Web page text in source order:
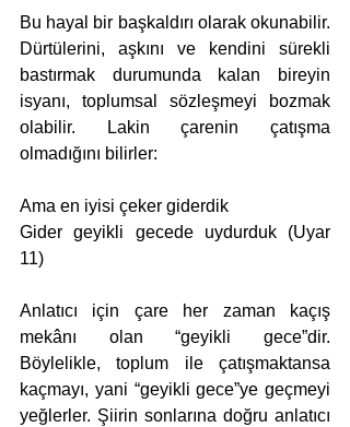
Bu hayal bir başkaldırı olarak okunabilir.
Dürtülerini, aşkını ve kendini sürekli
bastırmak durumunda kalan bireyin
isyanı, toplumsal sözleşmeyi bozmak
olabilir. Lakin çarenin çatışma
olmadığını bilirler:
Ama en iyisi çeker giderdik
Gider geyikli gecede uydurduk (Uyar
11)
Anlatıcı için çare her zaman kaçış
mekânı olan “geyikli gece”dir.
Böylelikle, toplum ile çatışmaktansa
kaçmayı, yani “geyikli gece”ye geçmeyi
yeğlerler. Şiirin sonlarına doğru anlatıcı